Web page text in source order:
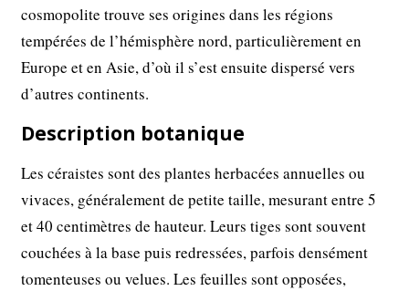
cosmopolite trouve ses origines dans les régions
tempérées de l’hémisphère nord, particulièrement en
Europe et en Asie, d’où il s’est ensuite dispersé vers
d’autres continents.
Description botanique
Les céraistes sont des plantes herbacées annuelles ou
vivaces, généralement de petite taille, mesurant entre 5
et 40 centimètres de hauteur. Leurs tiges sont souvent
couchées à la base puis redressées, parfois densément
tomenteuses ou velues. Les feuilles sont opposées,